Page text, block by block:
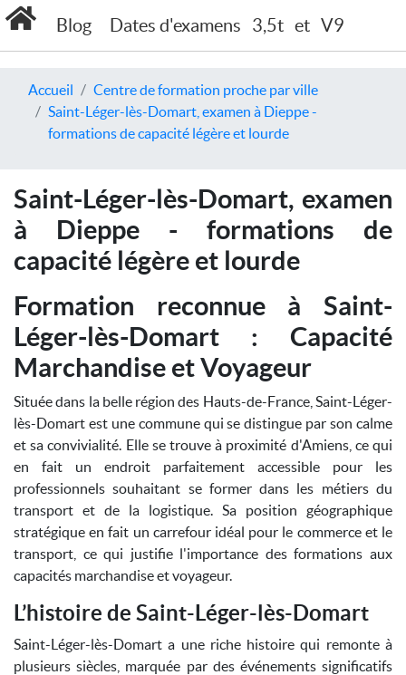
Blog Dates d'examens 3,5t et V9
Accueil
Centre de formation proche par ville
Saint-Léger-lès-Domart, examen à Dieppe -
formations de capacité légère et lourde
Saint-Léger-lès-Domart, examen
à Dieppe - formations de
capacité légère et lourde
Formation reconnue à Saint-
Léger-lès-Domart : Capacité
Marchandise et Voyageur
Située dans la belle région des Hauts-de-France, Saint-Léger-
lès-Domart est une commune qui se distingue par son calme
et sa convivialité. Elle se trouve à proximité d'Amiens, ce qui
en fait un endroit parfaitement accessible pour les
professionnels souhaitant se former dans les métiers du
transport et de la logistique. Sa position géographique
stratégique en fait un carrefour idéal pour le commerce et le
transport, ce qui justifie l'importance des formations aux
capacités marchandise et voyageur.
L’histoire de Saint-Léger-lès-Domart
Saint-Léger-lès-Domart a une riche histoire qui remonte à
plusieurs siècles, marquée par des événements significatifs